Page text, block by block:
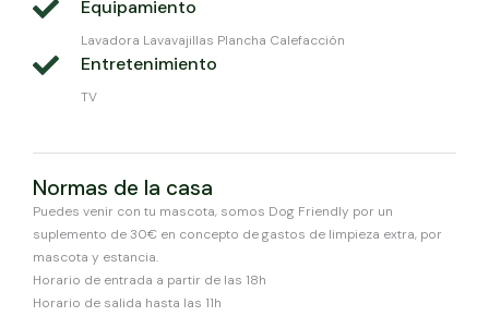
Equipamiento
Lavadora Lavavajillas Plancha Calefacción
Entretenimiento
TV
Normas de la casa
Puedes venir con tu mascota, somos Dog Friendly por un
suplemento de 30€ en concepto de gastos de limpieza extra, por
mascota y estancia.
Horario de entrada a partir de las 18h
Horario de salida hasta las 11h